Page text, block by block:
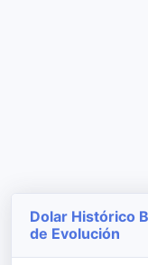
Dolar Histórico
de Evolución